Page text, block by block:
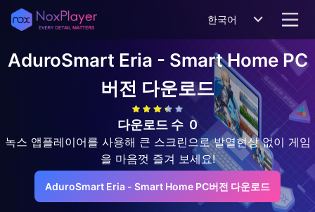
한국어
AduroSmart Eria - Smart HomePC
버전 다운로드
다운로드 수 0
녹스 앱플레이어를 사용해 큰 스크린으로 발열현상 없이 게임
을 마음껏 즐겨 보세요!
AduroSmart Eria - Smart Home PC버전 다운로드